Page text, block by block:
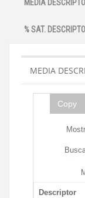
MEDIA
% SAT.
MEDIA
Copy
Descriptor